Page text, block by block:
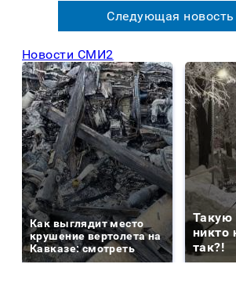
Следующая новость
Новости СМИ2
Как выглядит место
крушение вертолета на
Кавказе: смотреть
Такую
никто
так?!